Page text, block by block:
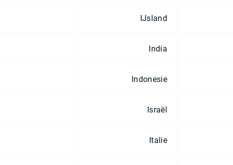
IJsland
India
Indonesie
Israël
Italie